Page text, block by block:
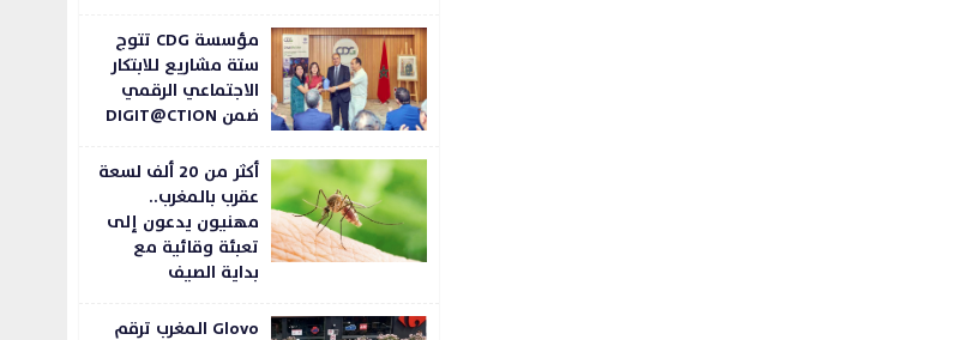
مؤسسة CDG تتوج
ستة مشاريع للابتكار
الاجتماعي الرقمي
ضمن DIGIT@CTION
أكثر من 20 ألف لسعة
عقرب بالمغرب..
مهنيون يدعون إلى
تعبئة وقائية مع
بداية الصيف
Glovo المغرب ترقم